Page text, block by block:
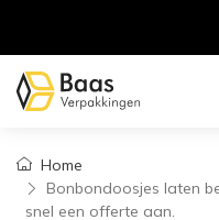
Home
Bonbondoosjes laten
snel een offerte aan.